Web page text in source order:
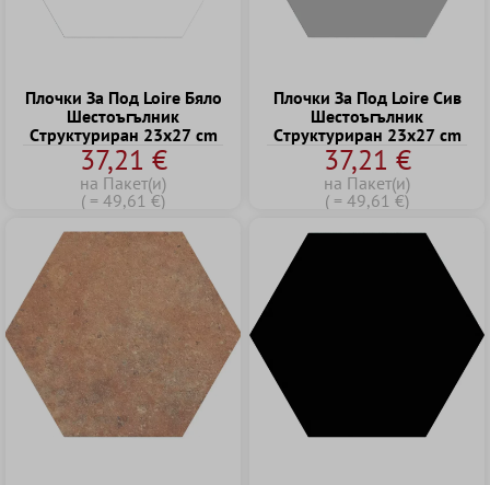
Плочки За Под Loire Бяло
Шестоъгълник
Cтруктуриран 23x27 cm
37,21 €
на Пакет(и)
( = 49,61 €)
Плочки За Под Loire Сив
Шестоъгълник
Cтруктуриран 23x27 cm
37,21 €
на Пакет(и)
( = 49,61 €)